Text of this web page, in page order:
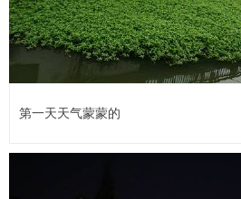
第一天天气蒙蒙的